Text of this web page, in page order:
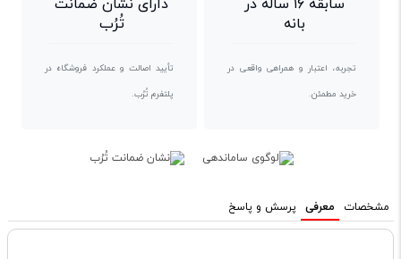
سابقه ۱۶ ساله در
بانه
تجربه، اعتبار و همراهی واقعی در
خرید مطمئن.
دارای نشان ضمانت
تُرُب
تأیید اصالت و عملکرد فروشگاه در
پلتفرم تُرُب.
مشخصات معرفی پرسش و پاسخ